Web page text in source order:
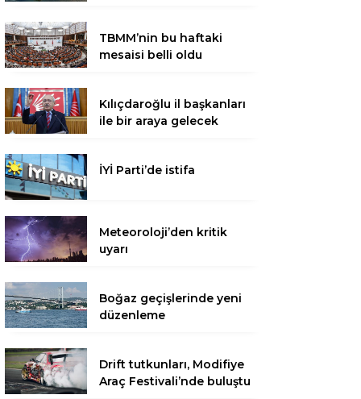
TBMM’nin bu haftaki
mesaisi belli oldu
Kılıçdaroğlu il başkanları
ile bir araya gelecek
İYİ Parti’de istifa
Meteoroloji’den kritik
uyarı
Boğaz geçişlerinde yeni
düzenleme
Drift tutkunları, Modifiye
Araç Festivali’nde buluştu